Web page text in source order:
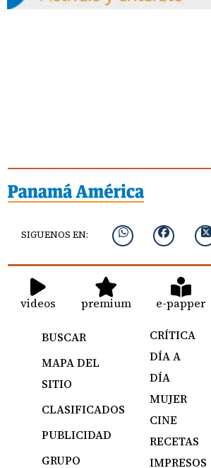
SIGUENOS EN:
videos premium e-papper
BUSCAR
MAPA DEL
SITIO
CLASIFICADOS
PUBLICIDAD
GRUPO
CRÍTICA
DÍA A
DÍA
MUJER
CINE
RECETAS
IMPRESOS